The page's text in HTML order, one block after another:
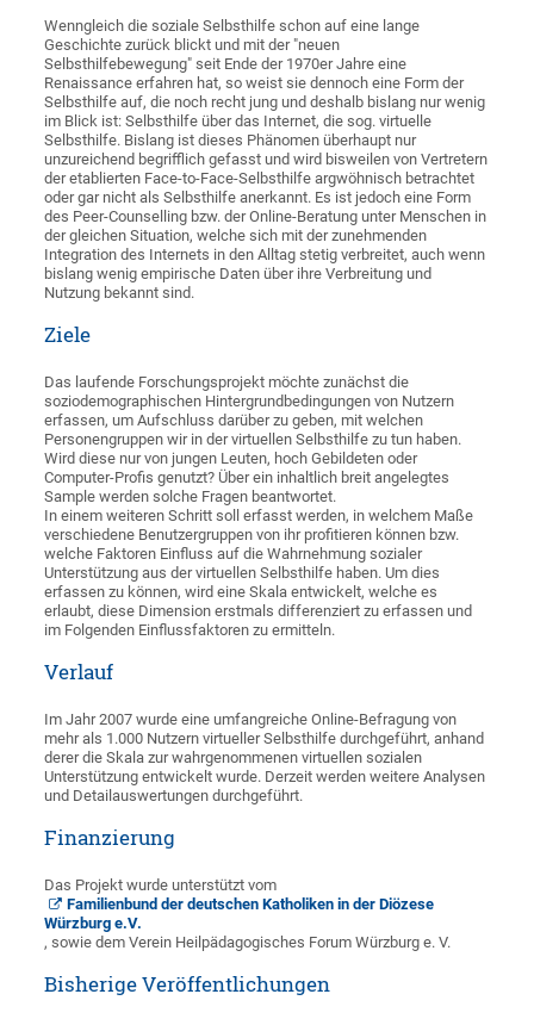
Wenngleich die soziale Selbsthilfe schon auf eine lange
Geschichte zurück blickt und mit der "neuen
Selbsthilfebewegung" seit Ende der 1970er Jahre eine
Renaissance erfahren hat, so weist sie dennoch eine Form der
Selbsthilfe auf, die noch recht jung und deshalb bislang nur wenig
im Blick ist: Selbsthilfe über das Internet, die sog. virtuelle
Selbsthilfe. Bislang ist dieses Phänomen überhaupt nur
unzureichend begrifflich gefasst und wird bisweilen von Vertretern
der etablierten Face-to-Face-Selbsthilfe argwöhnisch betrachtet
oder gar nicht als Selbsthilfe anerkannt. Es ist jedoch eine Form
des Peer-Counselling bzw. der Online-Beratung unter Menschen in
der gleichen Situation, welche sich mit der zunehmenden
Integration des Internets in den Alltag stetig verbreitet, auch wenn
bislang wenig empirische Daten über ihre Verbreitung und
Nutzung bekannt sind.
Ziele
Das laufende Forschungsprojekt möchte zunächst die
soziodemographischen Hintergrundbedingungen von Nutzern
erfassen, um Aufschluss darüber zu geben, mit welchen
Personengruppen wir in der virtuellen Selbsthilfe zu tun haben.
Wird diese nur von jungen Leuten, hoch Gebildeten oder
Computer-Profis genutzt? Über ein inhaltlich breit angelegtes
Sample werden solche Fragen beantwortet.
In einem weiteren Schritt soll erfasst werden, in welchem Maße
verschiedene Benutzergruppen von ihr profitieren können bzw.
welche Faktoren Einfluss auf die Wahrnehmung sozialer
Unterstützung aus der virtuellen Selbsthilfe haben. Um dies
erfassen zu können, wird eine Skala entwickelt, welche es
erlaubt, diese Dimension erstmals differenziert zu erfassen und
im Folgenden Einflussfaktoren zu ermitteln.
Verlauf
Im Jahr 2007 wurde eine umfangreiche Online-Befragung von
mehr als 1.000 Nutzern virtueller Selbsthilfe durchgeführt, anhand
derer die Skala zur wahrgenommenen virtuellen sozialen
Unterstützung entwickelt wurde. Derzeit werden weitere Analysen
und Detailauswertungen durchgeführt.
Finanzierung
Das Projekt wurde unterstützt vom
Familienbund der deutschen Katholiken in der Diözese
Würzburg e.V.
, sowie dem Verein Heilpädagogisches Forum Würzburg e. V.
Bisherige Veröffentlichungen